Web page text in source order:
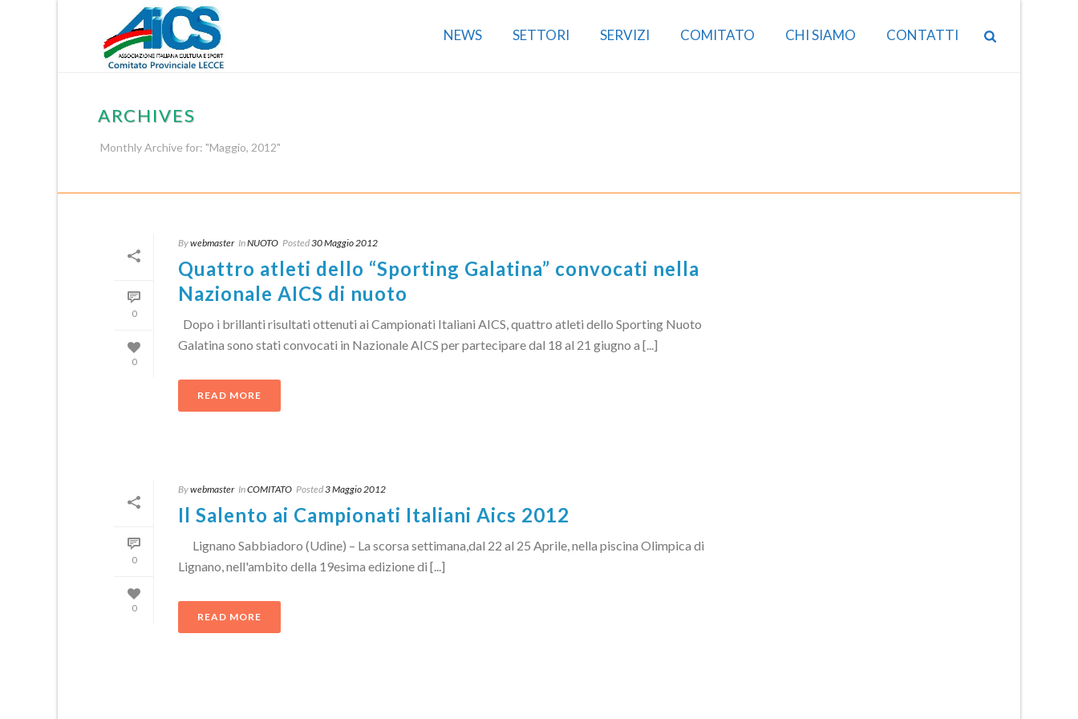
NEWS SETTORI SERVIZI COMITATO CHI SIAMO CONTATTI
ARCHIVES
Monthly Archive for: "Maggio, 2012"
0
0
Bywebmaster InNUOTO Posted30 Maggio 2012
Quattro atleti dello “Sporting Galatina” convocati nella
Nazionale AICS di nuoto
Dopo i brillanti risultati ottenuti ai Campionati Italiani AICS, quattro atleti dello Sporting Nuoto
Galatina sono stati convocati in Nazionale AICS per partecipare dal 18 al 21 giugno a [...]
READ MORE
0
0
Bywebmaster InCOMITATO Posted3 Maggio 2012
Il Salento ai Campionati Italiani Aics 2012
Lignano Sabbiadoro (Udine) – La scorsa settimana,dal 22 al 25 Aprile, nella piscina Olimpica di
Lignano, nell'ambito della 19esima edizione di [...]
READ MORE